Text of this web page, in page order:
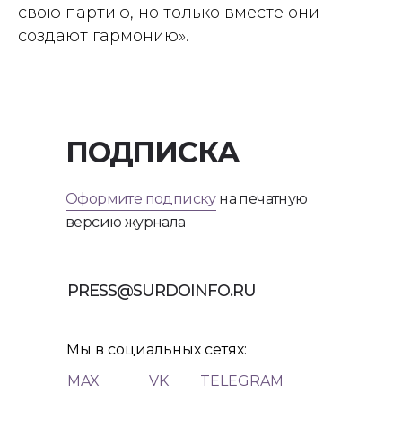
свою партию, но только вместе они
создают гармонию».
Оформите подпискуна печатную
версию журнала
ПОДПИСКА
PRESS@SURDOINFO.RU
TELEGRAM
VK
MAX
Мы в социальных сетях: